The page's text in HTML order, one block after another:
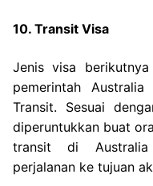
10. Transit Visa
Jenis visa
pemerintah
Transit. Sesuai
diperuntukkan buat
transit di Australia
perjalanan ke tujuan